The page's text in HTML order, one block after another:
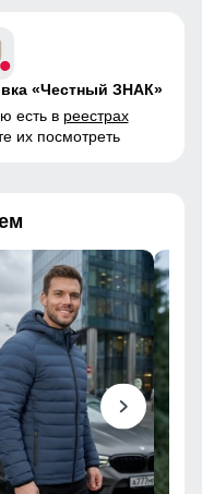
«Честный ЗНАК»
есть в реестрах
их посмотреть